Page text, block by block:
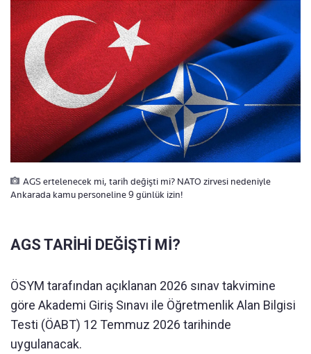
AGS ertelenecek mi, tarih değişti mi? NATO zirvesi nedeniyle
Ankarada kamu personeline 9 günlük izin!
AGS TARİHİ DEĞİŞTİ Mİ?
ÖSYM tarafından açıklanan 2026 sınav takvimine
göre Akademi Giriş Sınavı ile Öğretmenlik Alan Bilgisi
Testi (ÖABT) 12 Temmuz 2026 tarihinde
uygulanacak.